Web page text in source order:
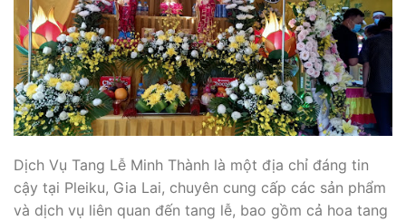
Dịch Vụ Tang Lễ Minh Thành là một địa chỉ đáng tin
cậy tại Pleiku, Gia Lai, chuyên cung cấp các sản phẩm
và dịch vụ liên quan đến tang lễ, bao gồm cả hoa tang